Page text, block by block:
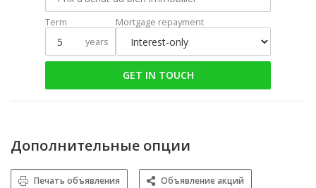
Term
years
Mortgage repayment
GET IN TOUCH
Дополнительные опции
Печать объявления Объявление акций